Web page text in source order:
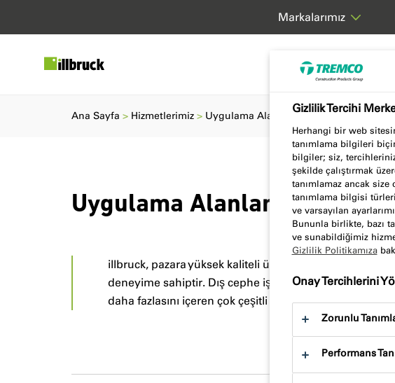
Ürünler ve
Markalarımız
Uygulama Alanları
illbruck, pazara yüksek kaliteli ürünler sunma konusunda
deneyime sahiptir. Dış cephe işleri, pencere montajı,
daha fazlasını içeren çok çeşitli farklı uygulamaları
Ana Sayfa Hizmetlerimiz Uygulama Alanları
Gizlilik Tercihi
Herhangi bir web
tanımlama bilgileri
bilgiler; siz,
şekilde çalıştırmak
tanımlamaz ancak
tanımlama bilgisi
ve varsayılan
Bununla birlikte, bazı
ve sunabildiğimiz
Gizlilik Politikamıza
Onay Tercihlerini
Zorunlu
Performans